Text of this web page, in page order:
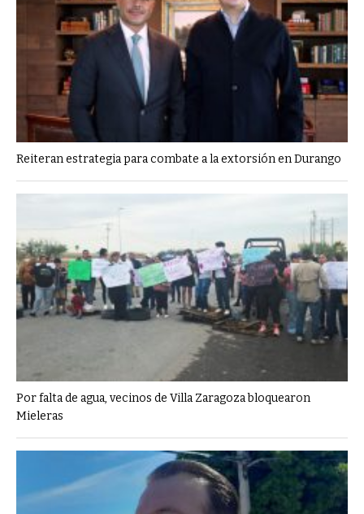
Reiteran estrategia para combate a la extorsión en Durango
Por falta de agua, vecinos de Villa Zaragoza bloquearon
Mieleras